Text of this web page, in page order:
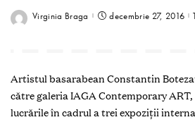
Virginia Braga decembrie 27, 2016
Artistul basarabean Constantin
către galeria IAGA Contemporary
lucrările în cadrul a trei expoziții